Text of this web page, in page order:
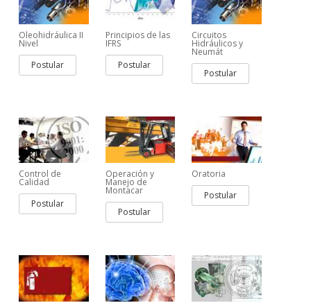
Oleohidráulica II
Nivel
Postular
Principios de las
IFRS
Postular
Circuitos
Hidráulicos y
Neumát
Postular
Control de
Calidad
Postular
Operación y
Manejo de
Montacar
Postular
Oratoria
Postular